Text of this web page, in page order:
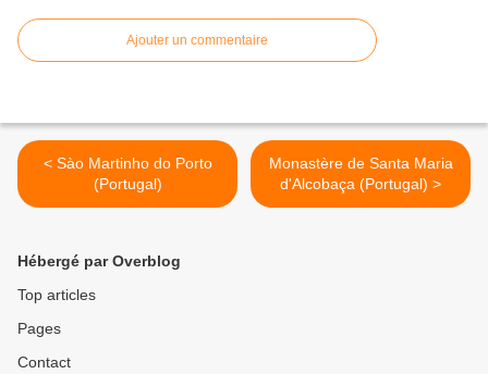
Ajouter un commentaire
< Sào Martinho do Porto
(Portugal)
Monastère de Santa Maria
d'Alcobaça (Portugal) >
Hébergé par Overblog
Top articles
Pages
Contact